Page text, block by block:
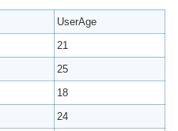
UserAge
21
25
18
24